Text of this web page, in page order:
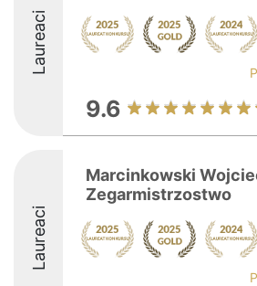
Laureaci
9.6
Laureaci
Marcinkowski
Zegarmistrzostwo